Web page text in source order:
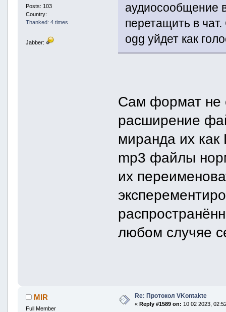
Posts: 103
Country:
Thanked: 4 times
Jabber:
аудиосообщение
перетащить в
ogg уйдет как
Сам формат не
расширение
миранда их
mp3 файлы
их
любом случяе
MIR
Full Member
Re: Протокол VKontakte
« Reply #1589 on: 10 02 2023,